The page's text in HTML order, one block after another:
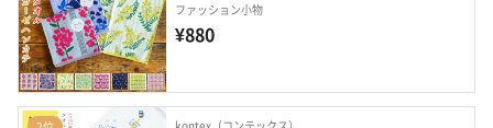
ファッション小物
¥880